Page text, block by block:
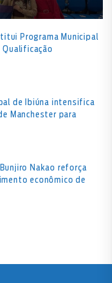
Programa Municipal
de Ibiúna intensifica
Manchester para
Nakao reforça
econômico de